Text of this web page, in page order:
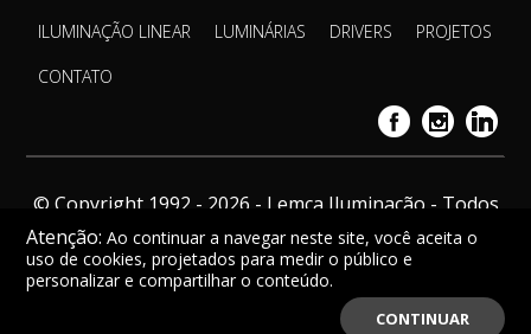
ILUMINAÇÃO LINEAR
LUMINÁRIAS DRIVERS
PROJETOS
CONTATO
© Copyright 1992 - 2026 - Lemca Iluminação - Todos
Atenção: Ao continuar a navegar neste site, você aceita o
uso de cookies, projetados para medir o público e
personalizar e compartilhar o conteúdo.
CONTINUAR